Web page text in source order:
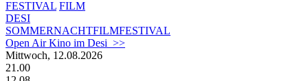
FESTIVAL FILM
DESI
SOMMERNACHTFILMFESTIVAL
Open Air Kino im Desi >>
Mittwoch, 12.08.2026
21.00